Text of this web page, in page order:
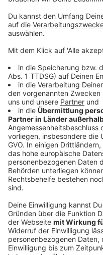
Zusammen mit dem
das "beste Wiener
ihr hier.
Anzeige
Für das Schnitzel
Scheiben
zwei Folien legen
flachklopfen und
Eier verquirlen.
Danach die
mehlen und
mit dem
Paniermehl nicht
ausbacken, auf
kreisende
machen.
Das Schnitzel ist